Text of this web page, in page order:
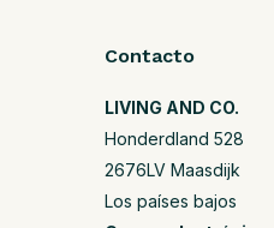
Contacto
LIVING AND CO.
Honderdland 528
2676LV Maasdijk
Los países bajos